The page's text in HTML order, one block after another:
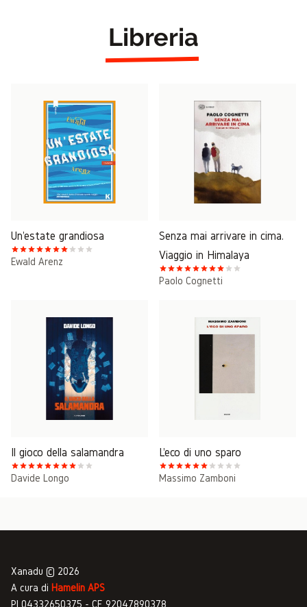
Libreria
Un'estate grandiosa
Ewald Arenz
Senza mai arrivare in cima.
Viaggio in Himalaya
Paolo Cognetti
Il gioco della salamandra
Davide Longo
L'eco di uno sparo
Massimo Zamboni
Xanadu © 2026
A cura di Hamelin APS
PI 04332650375 - CF 92047890378